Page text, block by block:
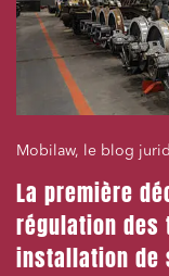
Mobilaw, le blog
La première
régulation des
installation de